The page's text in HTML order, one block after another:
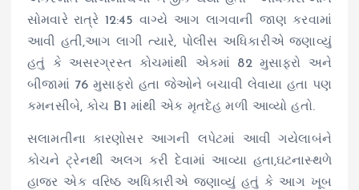
સોમવારે રાત્રે 12:45 વાગ્યે આગ લાગવાની જાણ કરવામાં
આવી હતી,આગ લાગી ત્યારે, પોલીસ અધિકારીએ જણાવ્યું
હતું કે અસરગ્રસ્ત કોચમાંથી એકમાં 82 મુસાફરો અને
બીજામાં 76 મુસાફરો હતા જેઓને બચાવી લેવાયા હતા પણ
કમનસીબે, કોચ B1 માંથી એક મૃતદેહ મળી આવ્યો હતો.
સલામતીના કારણોસર આગની લપેટમાં આવી ગયેલાબંને
કોચને ટ્રેનથી અલગ કરી દેવામાં આવ્યા હતા,ઘટનાસ્થળે
હાજર એક વરિષ્ઠ અધિકારીએ જણાવ્યું હતું કે આગ ખૂબ